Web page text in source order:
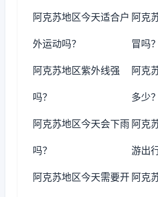
阿克苏地区今天适合户
外运动吗？
阿克
冒吗？
阿克苏地区紫外线强
吗？
阿克
多少？
阿克苏地区今天会下雨
吗？
阿克
游出
阿克苏地区今天需要开 阿克